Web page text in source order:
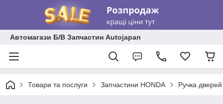
Автомагази Б/В Запчастин Autojapan
Товари та послуги Запчастини HONDA Ручка